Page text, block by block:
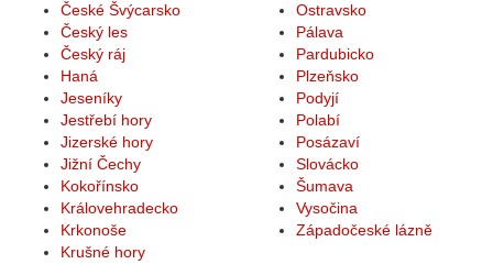
České Švýcarsko
Český les
Český ráj
Haná
Jeseníky
Jestřebí hory
Jizerské hory
Jižní Čechy
Kokořínsko
Královehradecko
Krkonoše
Krušné hory
Ostravsko
Pálava
Pardubicko
Plzeňsko
Podyjí
Polabí
Posázaví
Slovácko
Šumava
Vysočina
Západočeské lázně